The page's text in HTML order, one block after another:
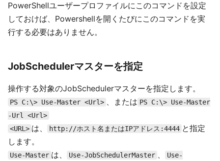
PowerShellユーザープロファイルにこのコマンドを設定
しておけば、Powershellを開くたびにこのコマンドを実
行する必要はありません。
JobSchedulerマスターを指定
操作する対象のJobSchedulerマスターを指定します。
PS C:\> Use-Master <Url> 、または PS C:\> Use-Master
-Url <Url>
<URL> は、 http://ホスト名またはIPアドレス:4444 と指定
します。
Use-Master は、 Use-JobSchedulerMaster 、
Use-